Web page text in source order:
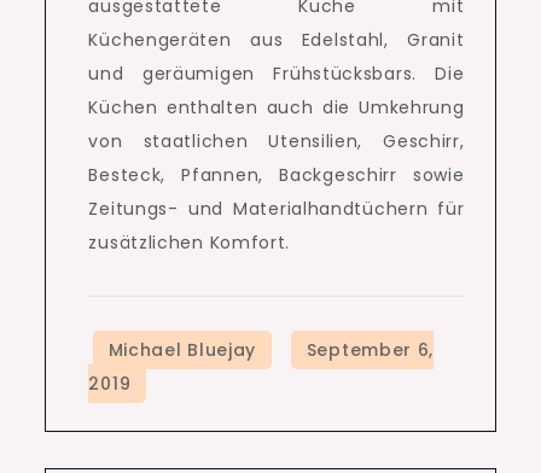
ausgestattete Küche mit
Küchengeräten aus Edelstahl, Granit
und geräumigen Frühstücksbars.Die
Küchen enthalten auch die Umkehrung
von staatlichen Utensilien, Geschirr,
Besteck, Pfannen, Backgeschirr sowie
Zeitungs- und Materialhandtüchern für
zusätzlichen Komfort.